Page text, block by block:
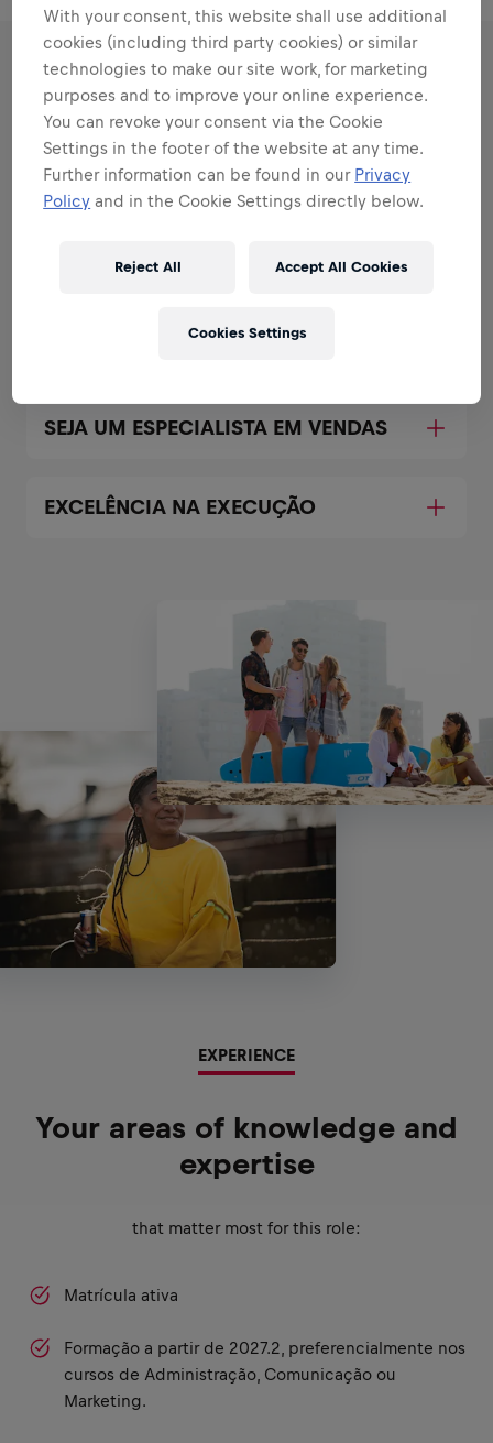
RESPONSIBILITIES
Areas that play to your
strengths
SEJA UM EMBAIXADOR DA MARCA E
SEJA UM ESPECIALISTA EM VENDAS
EXCELÊNCIA NA EXECUÇÃO
EXPERIENCE
Your areas of knowledge and
expertise
that matter most for this role:
Matrícula ativa
Formação a partir de 2027.2, preferencialmente nos
cursos de Administração, Comunicação ou
Marketing.
With your consent, this website shall use additional
cookies (including third party cookies) or similar
technologies to make our site work, for marketing
purposes and to improve your online experience.
You can revoke your consent via the Cookie
Settings in the footer of the website at any time.
Further information can be found in our Privacy
Policy and in the Cookie Settings directly below.
Reject All Accept All Cookies
Cookies Settings